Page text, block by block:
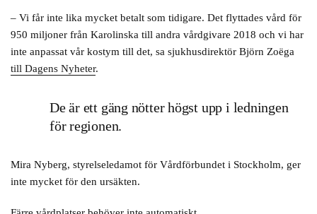
– Vi får inte lika mycket betalt som tidigare. Det flyttades vård för
950 miljoner från Karolinska till andra vårdgivare 2018 och vi har
inte anpassat vår kostym till det, sa sjukhusdirektör Björn Zoëga
till Dagens Nyheter.
De är ett gäng nötter högst upp i ledningen
för regionen.
Mira Nyberg, styrelseledamot för Vårdförbundet i Stockholm, ger
inte mycket för den ursäkten.